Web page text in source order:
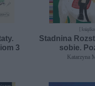
3
[
Stadnina
sobie.
Katarzyna